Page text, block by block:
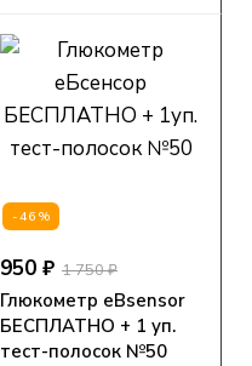
-46%
950 ₽ 1 750 ₽
Глюкометр eBsensor
БЕСПЛАТНО + 1 уп.
тест-полосок №50